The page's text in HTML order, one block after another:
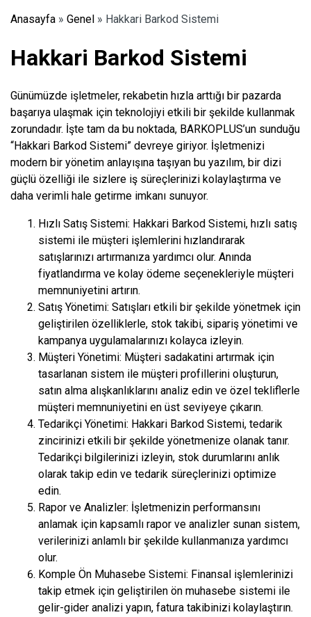
Anasayfa » Genel » Hakkari Barkod Sistemi
Hakkari Barkod Sistemi
Günümüzde işletmeler, rekabetin hızla arttığı bir pazarda
başarıya ulaşmak için teknolojiyi etkili bir şekilde kullanmak
zorundadır. İşte tam da bu noktada, BARKOPLUS’un sunduğu
“Hakkari Barkod Sistemi” devreye giriyor. İşletmenizi
modern bir yönetim anlayışına taşıyan bu yazılım, bir dizi
güçlü özelliği ile sizlere iş süreçlerinizi kolaylaştırma ve
daha verimli hale getirme imkanı sunuyor.
Hızlı Satış Sistemi: Hakkari Barkod Sistemi, hızlı satış
sistemi ile müşteri işlemlerini hızlandırarak
satışlarınızı artırmanıza yardımcı olur. Anında
fiyatlandırma ve kolay ödeme seçenekleriyle müşteri
memnuniyetini artırın.
Satış Yönetimi: Satışları etkili bir şekilde yönetmek için
geliştirilen özelliklerle, stok takibi, sipariş yönetimi ve
kampanya uygulamalarınızı kolayca izleyin.
Müşteri Yönetimi: Müşteri sadakatini artırmak için
tasarlanan sistem ile müşteri profillerini oluşturun,
satın alma alışkanlıklarını analiz edin ve özel tekliflerle
müşteri memnuniyetini en üst seviyeye çıkarın.
Tedarikçi Yönetimi: Hakkari Barkod Sistemi, tedarik
zincirinizi etkili bir şekilde yönetmenize olanak tanır.
Tedarikçi bilgilerinizi izleyin, stok durumlarını anlık
olarak takip edin ve tedarik süreçlerinizi optimize
edin.
Rapor ve Analizler: İşletmenizin performansını
anlamak için kapsamlı rapor ve analizler sunan sistem,
verilerinizi anlamlı bir şekilde kullanmanıza yardımcı
olur.
Komple Ön Muhasebe Sistemi: Finansal işlemlerinizi
takip etmek için geliştirilen ön muhasebe sistemi ile
gelir-gider analizi yapın, fatura takibinizi kolaylaştırın.